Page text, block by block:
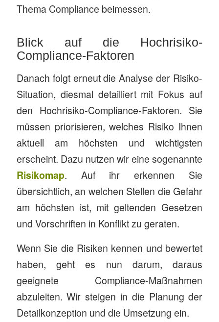
Thema Compliance beimessen.
Blick auf die Hochrisiko-
Compliance-Faktoren
Danach folgt erneut die Analyse der Risiko-
Situation, diesmal detailliert mit Fokus auf
den Hochrisiko-Compliance-Faktoren. Sie
müssen priorisieren, welches Risiko Ihnen
aktuell am höchsten und wichtigsten
erscheint. Dazu nutzen wir eine sogenannte
Risikomap. Auf ihr erkennen Sie
übersichtlich, an welchen Stellen die Gefahr
am höchsten ist, mit geltenden Gesetzen
und Vorschriften in Konflikt zu geraten.
Wenn Sie die Risiken kennen und bewertet
haben, geht es nun darum, daraus
geeignete Compliance-Maßnahmen
abzuleiten. Wir steigen in die Planung der
Detailkonzeption und die Umsetzung ein.